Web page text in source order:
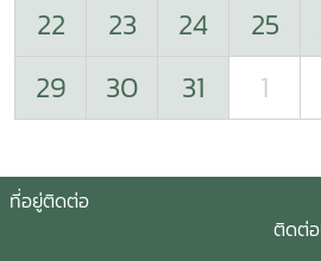
22
23 24 25
29
30 31 1
ที่อยู่ติ
ติดต่อประสา